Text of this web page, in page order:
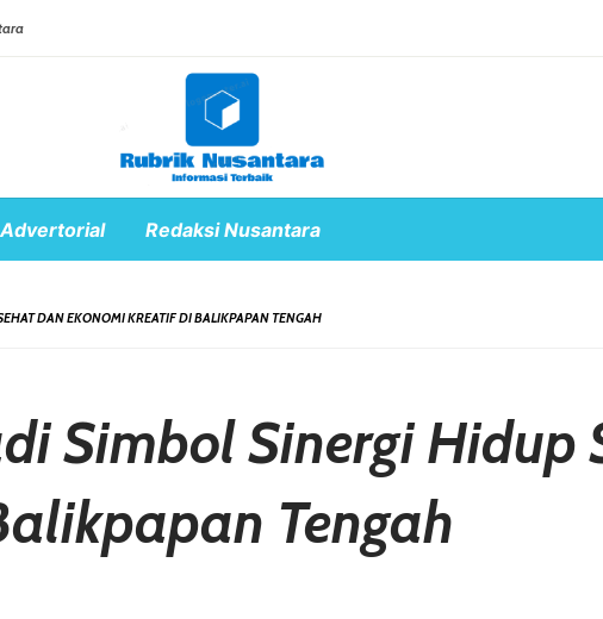
Advertorial Redaksi Nusantara
DAN EKONOMI KREATIF DI BALIKPAPAN TENGAH
Simbol Sinergi Hidup
Tengah